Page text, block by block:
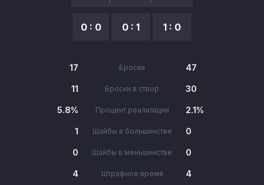
0 : 0 0 : 1 1 : 0
17 Броски 47
11 Броски в створ 30
5.8% Процент реализации 2.1%
1 Шайбы в большинстве 0
0 Шайбы в меньшинстве 0
4 Штрафное время 4